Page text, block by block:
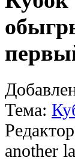
Тема:
another